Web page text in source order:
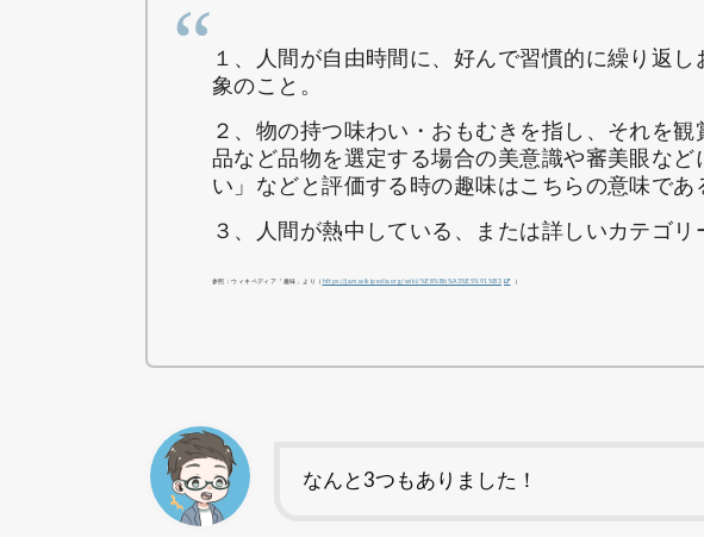
１、人間が自由時間に、好んで習慣的に繰り返
象のこと。
２、物の持つ味わい・おもむきを指し、それを
品など品物を選定する場合の美意識や審美眼な
い」などと評価する時の趣味はこちらの意味であ
３、人間が熱中している、または詳しいカテゴリ
参照：ウィキペディア「趣味」より（ https://ja.m.wikipedia.org/wiki/%E8%B6%A3%E5%91%B3 ）
なんと3つもありました！